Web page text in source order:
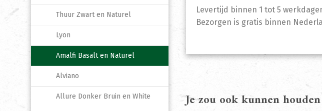
Levertijd binnen 1 tot 5
Bezorgen is gratis binnen
Je zou ook kunnen
Thuur Zwart en Naturel
Lyon
Amalfi Basalt en Naturel
Alviano
Allure Donker Bruin en White